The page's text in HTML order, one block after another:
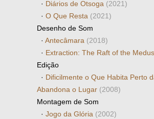
· Diários de Otsoga (2021)
· O Que Resta (2021)
Desenho de Som
· Antecâmara (2018)
· Extraction: The Raft of the
Edição
· Dificilmente o Que Habita Perto
Abandona o Lugar (2008)
Montagem de Som
· Jogo da Glória (2002)